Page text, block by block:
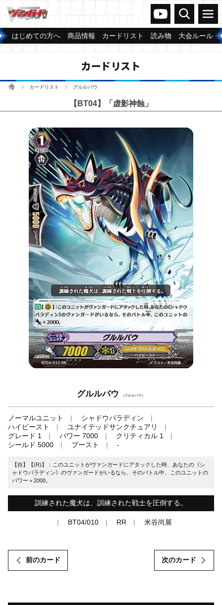
ヴァンガードch
検索 メニュー
はじめての方へ 商品情報 カードリスト 読み物 大会ルール
カードリスト
ホームカードリスト グルルバウ
【BT04】「虚影神蝕」
グルルバウ （グルルバウ）
ノーマルユニット
シャドウパラディン
ハイビースト
ユナイテッドサンクチュアリ
グレード 1
パワー 7000
クリティカル 1
シールド 5000
ブースト -
【自】【(R)】：このユニットがヴァンガードにアタックした時、あなたの《シ
ャドウパラディン》のヴァンガードがいるなら、そのバトル中、このユニットの
パワー＋2000。
訓練された魔犬は、訓練された戦士を圧倒する。
BT04/010 RR 米谷尚展
前のカード 次のカード